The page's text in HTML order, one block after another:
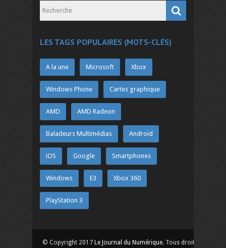
LES TAGS POPULAIRES (MOTS-CLÉS)
A la une Microsoft Xbox
Windows Phone Cartes graphique
AMD AMD Radeon
Baladeurs Multimédias Android
iOS Google Smartphones
Windows E3 Xbox 360
PlayStation 3
© Copyright 2017 Le Journal du Numérique. Tous droits réservés.